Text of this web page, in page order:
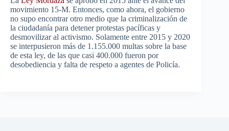
movimiento 15-M. Entonces, como ahora, el gobierno
no supo encontrar otro medio que la criminalización de
la ciudadanía para detener protestas pacíficas y
desmovilizar al activismo. Solamente entre 2015 y 2020
se interpusieron más de 1.155.000 multas sobre la base
de esta ley, de las que casi 400.000 fueron por
desobediencia y falta de respeto a agentes de Policía.